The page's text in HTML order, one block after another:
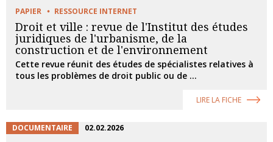
PAPIER
RESSOURCE INTERNET
Droit et ville : revue de l'Institut des études
juridiques de l'urbanisme, de la
construction et de l'environnement
Cette revue réunit des études de spécialistes relatives à
tous les problèmes de droit public ou de ...
LIRE LA FICHE
DOCUMENTAIRE
02.02.2026